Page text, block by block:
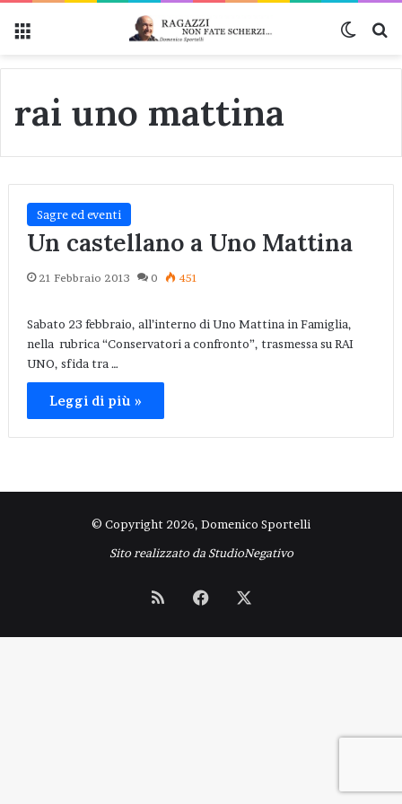
rai uno mattina
Sagre ed eventi
Un castellano a Uno Mattina
21 Febbraio 2013 0 451
Sabato 23 febbraio, all’interno di Uno Mattina in Famiglia,
nella rubrica “Conservatori a confronto”, trasmessa su RAI
UNO, sfida tra …
Leggi di più »
© Copyright 2026, Domenico Sportelli
Sito realizzato da StudioNegativo
RSS Facebook